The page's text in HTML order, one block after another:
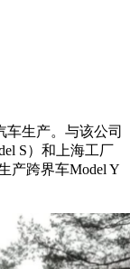
车生产。与该公司
S）和上海工厂
产跨界车Model Y